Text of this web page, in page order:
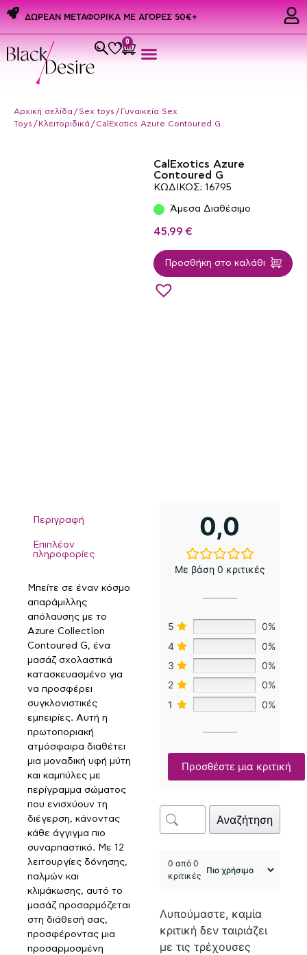
ΔΩΡΕΑΝ ΜΕΤΑΦΟΡΙΚΑ ME ΑΓΟΡΕΣ 50€+
0
Αρχική σελίδα / Sex toys / Γυναικεία Sex
Toys / Κλειτοριδικά / CalExotics Azure Contoured G
CalExotics Azure
Contoured G
ΚΩΔΙΚΟΣ: 16795
Άμεσα Διαθέσιμο
45,99 €
Προσθήκη στο καλάθι
0,0
Με βάση 0 κριτικές
5
0%
4
0%
3
0%
2
0%
1
0%
Προσθέστε μια κριτική
Αναζήτηση
0 από 0
κριτικές
Λυπούμαστε, καμία
κριτική δεν ταιριάζει
με τις τρέχουσες
Περιγραφή
Επιπλέον
πληροφορίες
Μπείτε σε έναν κόσμο
απαράμιλλης
απόλαυσης με το
Azure Collection
Contoured G, ένα
μασάζ σχολαστικά
κατασκευασμένο για
να προσφέρει
συγκλονιστικές
εμπειρίες. Αυτή η
πρωτοποριακή
ατμόσφαιρα διαθέτει
μια μοναδική υφή μύτη
και καμπύλες με
περίγραμμα σώματος
που ενισχύουν τη
διέγερση, κάνοντας
κάθε άγγιγμα πιο
συναρπαστικό. Με 12
λειτουργίες δόνησης,
παλμών και
κλιμάκωσης, αυτό το
μασάζ προσαρμόζεται
στη διάθεσή σας,
προσφέροντας μια
προσαρμοσμένη